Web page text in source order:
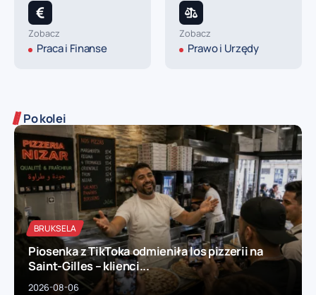
06
sie
Hasselt zamienia się w scenę pod gołym niebem –
festiwal Theater op de Markt z 43 spektaklami
06
sie
Trybunał Konstytucyjny rozszerza prawo do błędu
w rozliczeniach podatkowych – korzystna zmiana
dla podatników
Zobacz
Praca i Finanse
Zobacz
Prawo i Urzędy
Po kolei
BRUKSELA
Piosenka z TikToka odmieniła los pizzerii na
Saint-Gilles – klienci...
2026-08-06